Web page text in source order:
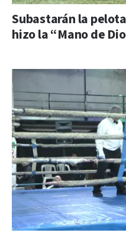
Subastarán la
hizo la “Mano de